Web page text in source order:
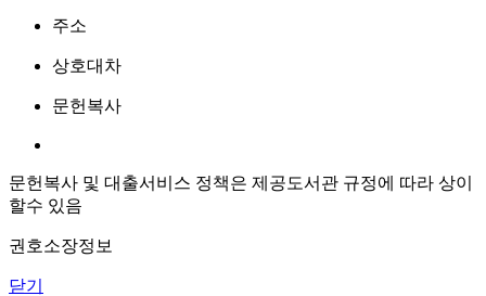
주소
상호대차
문헌복사
문헌복사 및 대출서비스 정책은 제공도서관 규정에 따라 상이
할수 있음
권호소장정보
닫기